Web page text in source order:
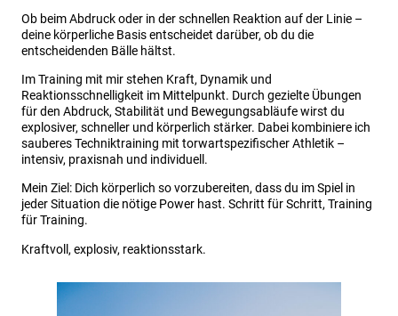
Ob beim Abdruck oder in der schnellen Reaktion auf der Linie –
deine körperliche Basis entscheidet darüber, ob du die
entscheidenden Bälle hältst.
Im Training mit mir stehen Kraft, Dynamik und
Reaktionsschnelligkeit im Mittelpunkt. Durch gezielte Übungen
für den Abdruck, Stabilität und Bewegungsabläufe wirst du
explosiver, schneller und körperlich stärker. Dabei kombiniere ich
sauberes Techniktraining mit torwartspezifischer Athletik –
intensiv, praxisnah und individuell.
Mein Ziel: Dich körperlich so vorzubereiten, dass du im Spiel in
jeder Situation die nötige Power hast. Schritt für Schritt, Training
für Training.
Kraftvoll, explosiv, reaktionsstark.